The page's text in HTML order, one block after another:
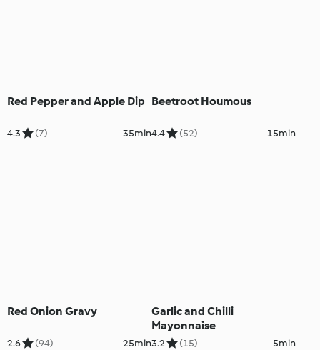
Red Pepper and Apple Dip
4.3 (7) 35min
Beetroot Houmous
4.4 (52) 15min
Red Onion Gravy
2.6 (94) 25min
Garlic and Chilli
Mayonnaise
3.2 (15) 5min